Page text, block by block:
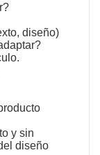
diseño)
y sin
diseño